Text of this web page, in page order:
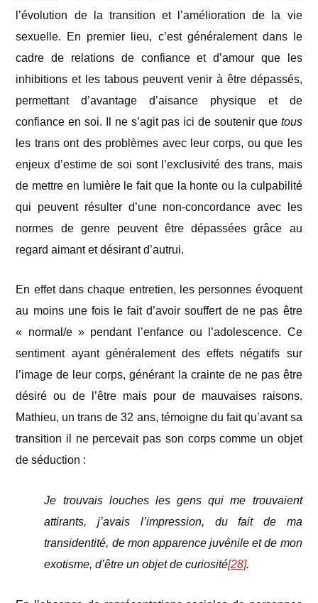
l’évolution de la transition et l’amélioration de la vie
sexuelle. En premier lieu, c’est généralement dans le
cadre de relations de confiance et d’amour que les
inhibitions et les tabous peuvent venir à être dépassés,
permettant d’avantage d’aisance physique et de
confiance en soi. Il ne s’agit pas ici de soutenir que tous
les trans ont des problèmes avec leur corps, ou que les
enjeux d’estime de soi sont l’exclusivité des trans, mais
de mettre en lumière le fait que la honte ou la culpabilité
qui peuvent résulter d’une non-concordance avec les
normes de genre peuvent être dépassées grâce au
regard aimant et désirant d’autrui.
En effet dans chaque entretien, les personnes évoquent
au moins une fois le fait d’avoir souffert de ne pas être
« normal/e » pendant l’enfance ou l’adolescence. Ce
sentiment ayant généralement des effets négatifs sur
l’image de leur corps, générant la crainte de ne pas être
désiré ou de l’être mais pour de mauvaises raisons.
Mathieu, un trans de 32 ans, témoigne du fait qu’avant sa
transition il ne percevait pas son corps comme un objet
de séduction :
Je trouvais louches les gens qui me trouvaient
attirants, j’avais l’impression, du fait de ma
transidentité, de mon apparence juvénile et de mon
exotisme, d’être un objet de curiosité[28].